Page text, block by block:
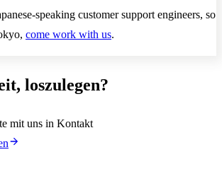
speaking customer support engineers, so
come work with us.
loszulegen?
mit uns in Kontakt